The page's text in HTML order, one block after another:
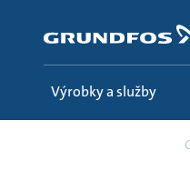
Výrobky a služby